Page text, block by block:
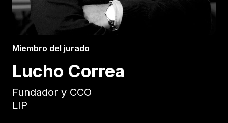
Miembro del jurado
Lucho Correa
Fundador y CCO
LIP